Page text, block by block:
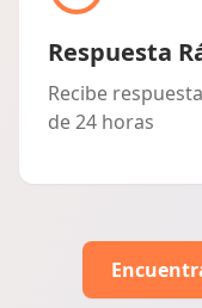
Respuesta
Recibe
de 24 horas